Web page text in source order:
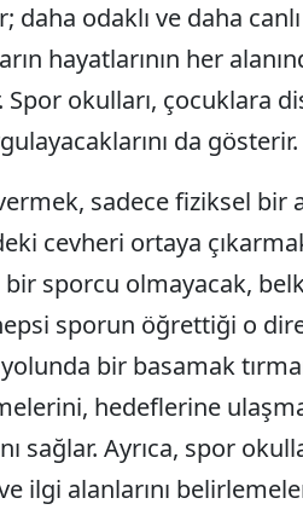
odaklı ve daha
hayatlarının her
okulları, çocuklara
da gösterir.
sadece fiziksel bir
cevheri ortaya
bir sporcu olmayacak,
sporun öğrettiği o
bir basamak
hedeflerine
sağlar. Ayrıca, spor
ilgi alanlarını